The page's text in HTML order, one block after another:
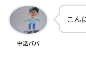
中途パパ
こん